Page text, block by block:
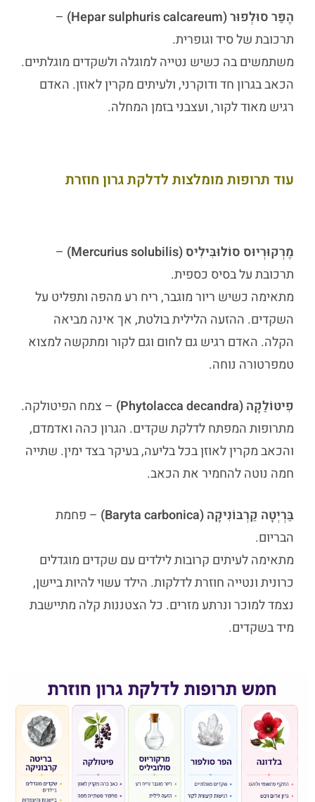
הֶפַּר סוּלְפוּר (Hepar sulphuris calcareum)
–
תרכובת של סיד וגופרית.
משתמשים בה כשיש נטייה למוגלה ולשקדים מוגלתיים.
הכאב בגרון חד ודוקרני, ולעיתים מקרין לאוזן. האדם
רגיש מאוד לקור, ועצבני בזמן המחלה.
עוד תרופות מומלצות לדלקת גרון חוזרת
מֶרְקוּרְיוּס סוֹלוּבִּילִיס (Mercurius solubilis)
–
תרכובת על בסיס כספית.
מתאימה כשיש ריור מוגבר, ריח רע מהפה ותפליט על
השקדים. ההזעה הלילית בולטת, אך אינה מביאה
הקלה. האדם רגיש גם לחום וגם לקור ומתקשה למצוא
טמפרטורה נוחה.
פִיטוֹלַקָה (Phytolacca decandra)
– צמח הפיטולקה.
מתרופות המפתח לדלקת שקדים. הגרון כהה ואדמדם,
והכאב מקרין לאוזן בכל בליעה, בעיקר בצד ימין. שתייה
חמה נוטה להחמיר את הכאב.
בַּרְיְטָה קַרְבּוֹנִיקָה (Baryta carbonica)
– פחמת
הבריום.
מתאימה לעיתים קרובות לילדים עם שקדים מוגדלים
כרונית ונטייה חוזרת לדלקות. הילד עשוי להיות ביישן,
נצמד למוכר ונרתע מזרים. כל הצטננות קלה מתיישבת
מיד בשקדים.